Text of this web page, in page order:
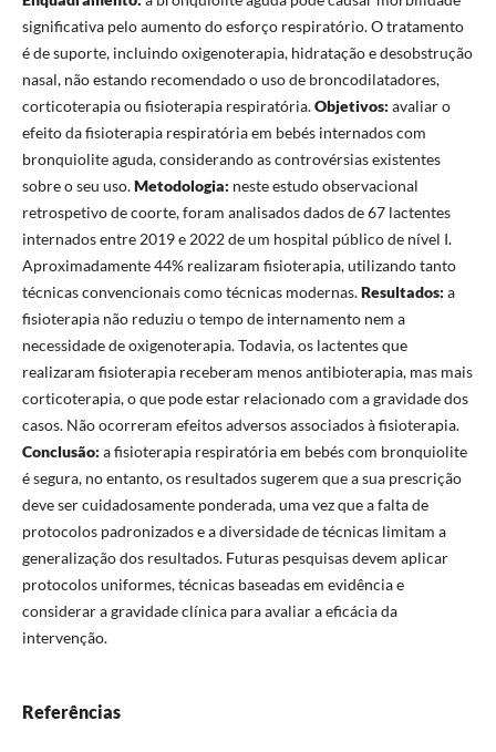
significativa pelo aumento do esforço respiratório. O tratamento
é de suporte, incluindo oxigenoterapia, hidratação e desobstrução
nasal, não estando recomendado o uso de broncodilatadores,
corticoterapia ou fisioterapia respiratória.Objetivos: avaliar o
efeito da fisioterapia respiratória em bebés internados com
bronquiolite aguda, considerando as controvérsias existentes
sobre o seu uso.Metodologia: neste estudo observacional
retrospetivo de coorte, foram analisados dados de 67 lactentes
internados entre 2019 e 2022 de um hospital público de nível I.
Aproximadamente 44% realizaram fisioterapia, utilizando tanto
técnicas convencionais como técnicas modernas.Resultados: a
fisioterapia não reduziu o tempo de internamento nem a
necessidade de oxigenoterapia. Todavia, os lactentes que
realizaram fisioterapia receberam menos antibioterapia, mas mais
corticoterapia, o que pode estar relacionado com a gravidade dos
casos. Não ocorreram efeitos adversos associados à fisioterapia.
Conclusão: a fisioterapia respiratória em bebés com bronquiolite
é segura, no entanto, os resultados sugerem que a sua prescrição
deve ser cuidadosamente ponderada, uma vez que a falta de
protocolos padronizados e a diversidade de técnicas limitam a
generalização dos resultados. Futuras pesquisas devem aplicar
protocolos uniformes, técnicas baseadas em evidência e
considerar a gravidade clínica para avaliar a eficácia da
intervenção.
Referências